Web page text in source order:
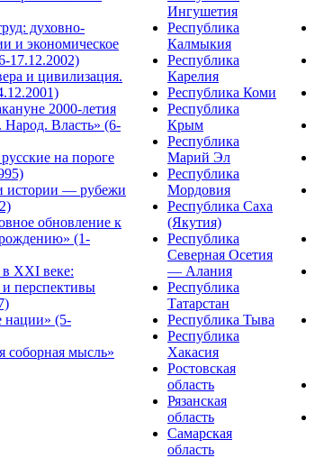
духовно-
и экономическое
17.12.2002)
и цивилизация.
2000-летия
Народ. Власть» (6-
на пороге
— рубежи
обновление к
(1-
XXI веке:
перспективы
(5-
мысль»
Ингушетия
Республика
Калмыкия
Республика
Карелия
Республика Коми
Республика
Крым
Республика
Марий Эл
Республика
Мордовия
Республика Саха
(Якутия)
Республика
Северная Осетия
— Алания
Республика
Татарстан
Республика Тыва
Республика
Хакасия
Ростовская
область
Рязанская
область
Самарская
область